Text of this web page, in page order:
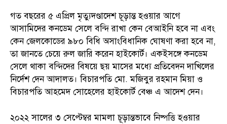
গত বছরের ৫ এপ্রিল মৃত্যুদণ্ডাদেশ চূড়ান্ত হওয়ার আগে
আসামিদের কনডেম সেলে বন্দি রাখা কেন বেআইনি হবে না এবং
কেন জেলকোডের ৯৮০ বিধি অসাংবিধানিক ঘোষণা করা হবে না,
তা জানতে চেয়ে রুল জারি করেন হাইকোর্ট। একইসঙ্গে কনডেম
সেলে থাকা বন্দিদের বিষয়ে ছয় মাসের মধ্যে প্রতিবেদন দাখিলের
নির্দেশ দেন আদালত। বিচারপতি মো. মজিবুর রহমান মিয়া ও
বিচারপতি আহমেদ সোহেলের হাইকোর্ট বেঞ্চ এ আদেশ দেন।
২০২২ সালের ৩ সেপ্টেম্বর মামলা চূড়ান্তভাবে নিষ্পত্তি হওয়ার